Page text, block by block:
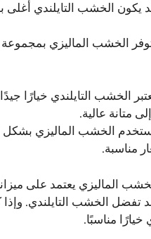
يكون الخشب التايلندي أغلى
الخشب الماليزي
الخشب التايلندي خيارًا
متانة عالية.
الخشب الماليزي بشكل
مناسبة.
الماليزي يعتمد
تفضل الخشب التايلندي.
مناسبًا.